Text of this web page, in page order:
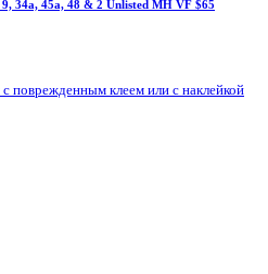
34a, 45a, 48 & 2 Unlisted MH VF $65
с поврежденным клеем или с наклейкой